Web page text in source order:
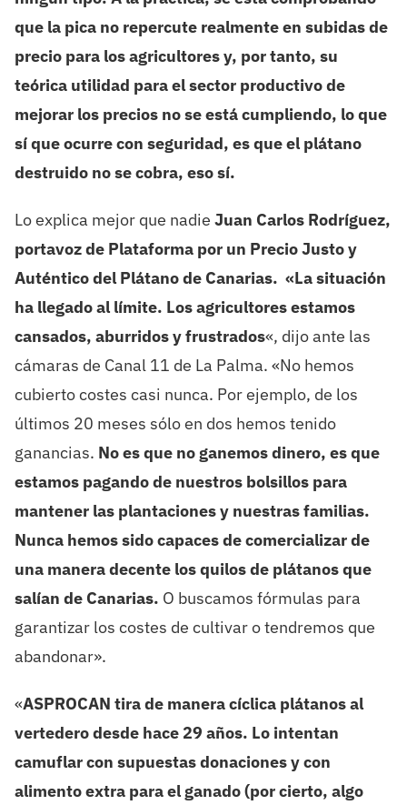
que la pica no repercute realmente en subidas de
precio para los agricultores y, por tanto, su
teórica utilidad para el sector productivo de
mejorar los precios no se está cumpliendo, lo que
sí que ocurre con seguridad, es que el plátano
destruido no se cobra, eso sí.
Lo explica mejor que nadie Juan Carlos Rodríguez,
portavoz de Plataforma por un Precio Justo y
Auténtico del Plátano de Canarias. «La situación
ha llegado al límite. Los agricultores estamos
cansados, aburridos y frustrados«, dijo ante las
cámaras de Canal 11 de La Palma. «No hemos
cubierto costes casi nunca. Por ejemplo, de los
últimos 20 meses sólo en dos hemos tenido
ganancias. No es que no ganemos dinero, es que
estamos pagando de nuestros bolsillos para
mantener las plantaciones y nuestras familias.
Nunca hemos sido capaces de comercializar de
una manera decente los quilos de plátanos que
salían de Canarias. O buscamos fórmulas para
garantizar los costes de cultivar o tendremos que
abandonar».
«ASPROCAN tira de manera cíclica plátanos al
vertedero desde hace 29 años. Lo intentan
camuflar con supuestas donaciones y con
alimento extra para el ganado (por cierto, algo